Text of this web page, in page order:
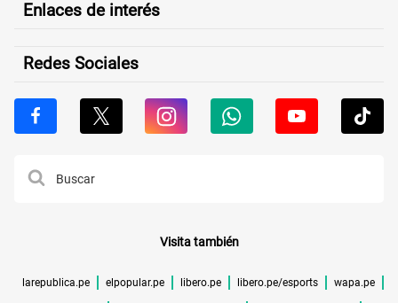
Enlaces de interés
Redes Sociales
Visita también
larepublica.pe elpopular.pe libero.pe libero.pe/esports wapa.pe